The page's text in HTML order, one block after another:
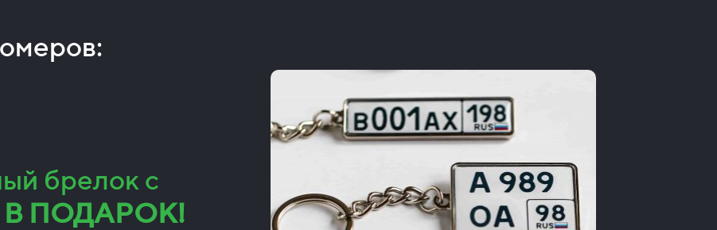
брелок с
В ПОДАРОК!